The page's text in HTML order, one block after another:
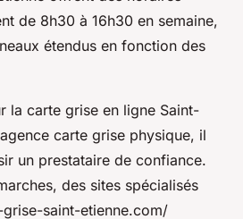
de 8h30 à 16h30 en semaine,
étendus en fonction des
la carte grise en ligne Saint-
carte grise physique, il
un prestataire de confiance.
des sites spécialisés
saint-etienne.com/